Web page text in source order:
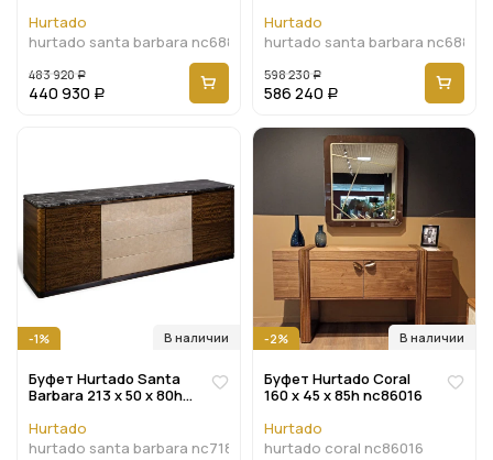
Hurtado
hurtado santa barbara nc68828
483 920 Р
440 930 Р
Hurtado
hurtado santa barbara nc68830
598 230 Р
586 240 Р
В наличии
-1%
Буфет Hurtado Santa
Barbara 213 x 50 x 80h
Hurtado
hurtado santa barbara nc71888
В наличии
-2%
Буфет Hurtado Coral
160 x 45 x 85h nc86016
Hurtado
hurtado coral nc86016